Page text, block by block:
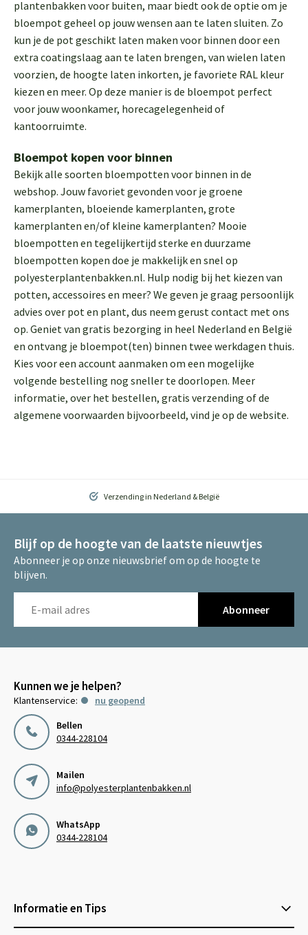
plantenbakken voor buiten, maar biedt ook de optie om je
bloempot geheel op jouw wensen aan te laten sluiten. Zo
kun je de pot geschikt laten maken voor binnen door een
extra coatingslaag aan te laten brengen, van wielen laten
voorzien, de hoogte laten inkorten, je favoriete RAL kleur
kiezen en meer. Op deze manier is de bloempot perfect
voor jouw woonkamer, horecagelegenheid of
kantoorruimte.
Bloempot kopen voor binnen
Bekijk alle soorten bloempotten voor binnen in de
webshop. Jouw favoriet gevonden voor je groene
kamerplanten, bloeiende kamerplanten, grote
kamerplanten en/of kleine kamerplanten? Mooie
bloempotten en tegelijkertijd sterke en duurzame
bloempotten kopen doe je makkelijk en snel op
polyesterplantenbakken.nl. Hulp nodig bij het kiezen van
potten, accessoires en meer? We geven je graag persoonlijk
advies over pot en plant, dus neem gerust contact met ons
op. Geniet van gratis bezorging in heel Nederland en België
en ontvang je bloempot(ten) binnen twee werkdagen thuis.
Kies voor een account aanmaken om een mogelijke
volgende bestelling nog sneller te doorlopen. Meer
informatie, over het bestellen, gratis verzending of de
algemene voorwaarden bijvoorbeeld, vind je op de website.
Verzending in Nederland & België
Blijf op de hoogte van de laatste nieuwtjes
Abonneer je op onze nieuwsbrief om op de hoogte te
blijven.
Abonneer
Kunnen we je helpen?
Klantenservice:
nu geopend
Bellen
0344-228104
Mailen
info@polyesterplantenbakken.nl
WhatsApp
0344-228104
Informatie en Tips